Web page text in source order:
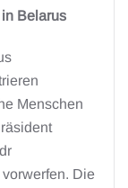
Belarus
Menschen
Die